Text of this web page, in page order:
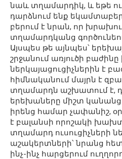
նաև տղամարդիկ, և եթե
դարձնում ենք
բերում է նրան, որ
տղամարդկանց
Այսպես թե այնպես՝
շրջանում առյուծի
ներկայացուցիչներին է
հիմնականում մայրն է
տղամարդն աշխատում է,
երեխաները միշտ կանանց
իրենց համար չափանիշ,
է բալանսի որոշակի
տղամարդ ուսուցիչների
աշակերտների՝ նրանց
ինչ-ինչ հարցերում